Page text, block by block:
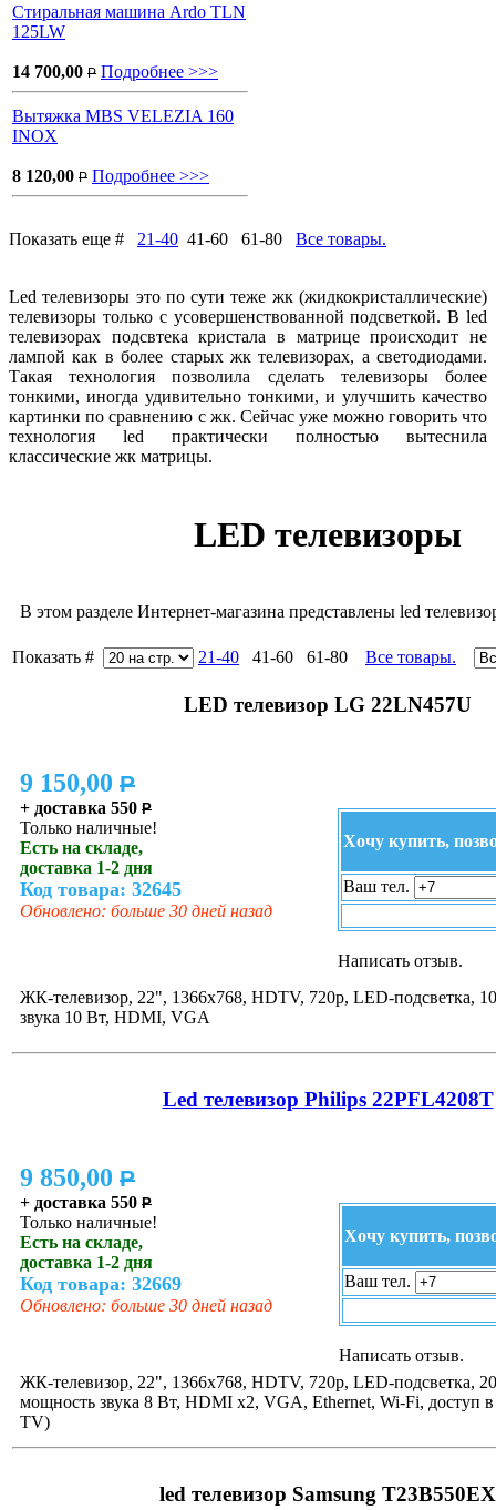
Стиральная машина Ardo TLN
125LW
14 700,00 P Подробнее >>>
Вытяжка MBS VELEZIA 160
INOX
8 120,00 P Подробнее >>>
Показать еще # 21-40 41-60 61-80 Все товары.
Led телевизоры это по сути теже жк (жидкокристаллические)
телевизоры только с усовершенствованной подсветкой. В led
телевизорах подсвтека кристала в матрице происходит не
лампой как в более старых жк телевизорах, а светодиодами.
Такая технология позволила сделать телевизоры более
тонкими, иногда удивительно тонкими, и улучшить качество
картинки по сравнению с жк. Сейчас уже можно говорить что
технология led практически полностью вытеснила
классические жк матрицы.
LED телевизоры
В этом разделе Интернет-магазина представлены led
Показать # 21-40 41-60 61-80 Все товары.
LED телевизор LG 22LN457U
9 150,00 P
+ доставка 550 P
Только наличные!
Есть на складе,
доставка 1-2 дня
Код товара: 32645
Обновлено: больше 30 дней назад
Хочу купить,
Ваш тел.
Написать отзыв.
ЖК-телевизор, 22", 1366x768, HDTV, 720p, LED-подсветка,
звука 10 Вт, HDMI, VGA
Led телевизор Philips 22PFL4208T
9 850,00 P
+ доставка 550 P
Только наличные!
Есть на складе,
доставка 1-2 дня
Код товара: 32669
Обновлено: больше 30 дней назад
Хочу купить,
Ваш тел.
Написать отзыв.
ЖК-телевизор, 22", 1366x768, HDTV, 720p, LED-подсветка,
мощность звука 8 Вт, HDMI x2, VGA, Ethernet, Wi-Fi, доступ в
TV)
led телевизор Samsung T23B550EX